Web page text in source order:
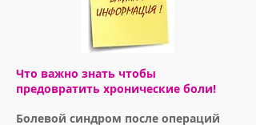
Что важно знать чтобы
предовратить хронические боли!
Болевой синдром после операций